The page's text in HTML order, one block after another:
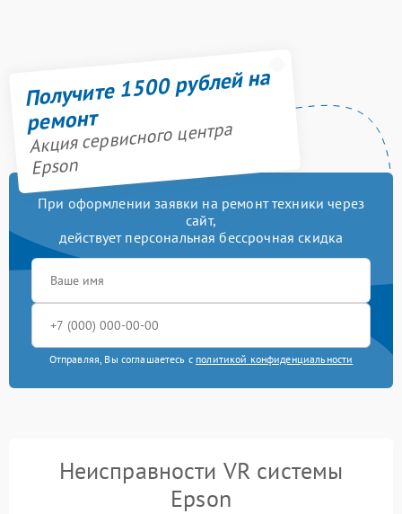
Получите 1500 рублей на
ремонт
Акция сервисного центра
Epson
При оформлении заявки на ремонт техники через
сайт,
действует персональная бессрочная скидка
Отправляя, Вы соглашаетесь с политикой конфиденциальности
Неисправности VR системы
Epson